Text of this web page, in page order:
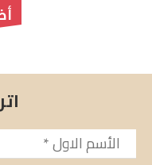
الأسم*